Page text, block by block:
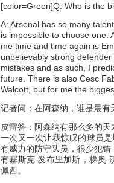
[color=Green]Q: Who is the
A: Arsenal has so many
is impossible to choose one.
me time and time again is
unbelievably strong
mistakes and as such, I
future. There is also Cesc
Walcott, but for me the
记者问：在阿森纳，谁是最有
皮雷答：阿森纳有那么多的
一次又一次让我惊叹的球员
有威力的防守队员，很少犯
有塞斯克.发布里加斯，梯奥.
佩西。